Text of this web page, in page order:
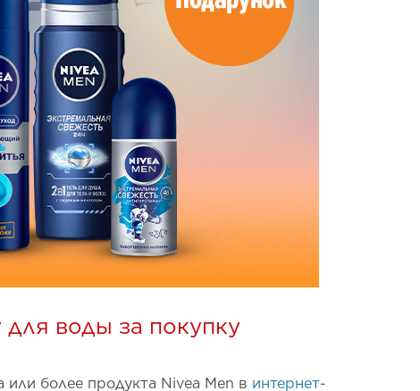
воды за покупку
или более продукта Nivea Men в интернет-